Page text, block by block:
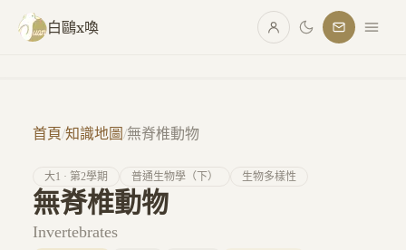
跳至主要內容
白鷗x喚
首頁/知識地圖/無脊椎動物
大1 · 第2學期 普通生物學（下） 生物多樣性
無脊椎動物
Invertebrates